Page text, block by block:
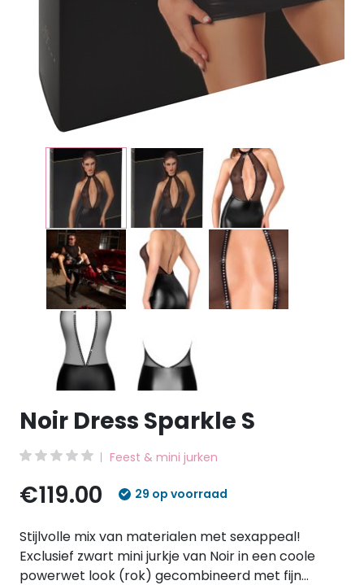
Noir Dress Sparkle S
Feest & mini jurken
€119.00 29 op voorraad
Stijlvolle mix van materialen met sexappeal!
Exclusief zwart mini jurkje van Noir in een coole
powerwet look (rok) gecombineerd met fijn